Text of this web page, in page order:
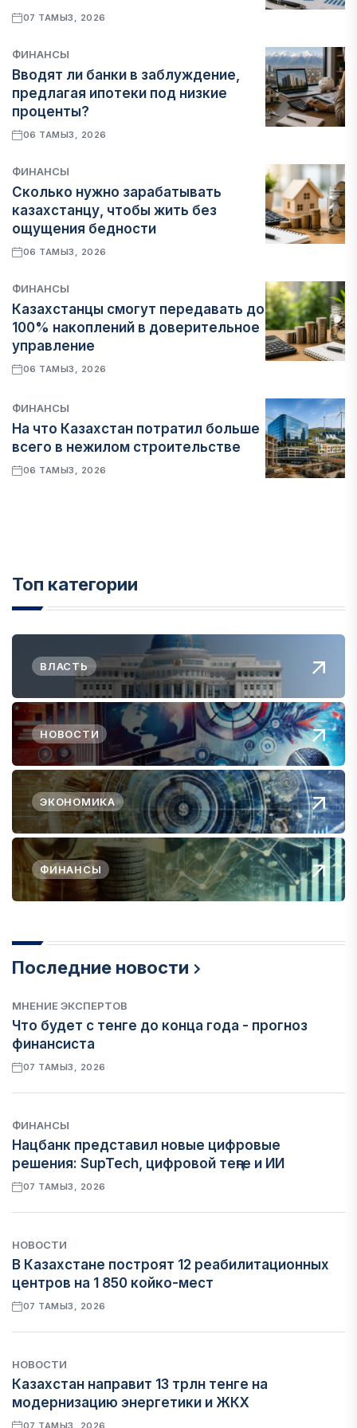
07 ТАМЫЗ, 2026
ФИНАНСЫ
Вводят ли банки в заблуждение,
предлагая ипотеки под низкие
проценты?
06 ТАМЫЗ, 2026
ФИНАНСЫ
Сколько нужно зарабатывать
казахстанцу, чтобы жить без
ощущения бедности
06 ТАМЫЗ, 2026
ФИНАНСЫ
Казахстанцы смогут передавать до
100% накоплений в доверительное
управление
06 ТАМЫЗ, 2026
ФИНАНСЫ
На что Казахстан потратил больше
всего в нежилом строительстве
06 ТАМЫЗ, 2026
Топ категории
ВЛАСТЬ
НОВОСТИ
ЭКОНОМИКА
ФИНАНСЫ
Последние новости
МНЕНИЕ ЭКСПЕРТОВ
Что будет с тенге до конца года - прогноз
финансиста
07 ТАМЫЗ, 2026
ФИНАНСЫ
Нацбанк представил новые цифровые
решения: SupTech, цифровой теңге и ИИ
07 ТАМЫЗ, 2026
НОВОСТИ
В Казахстане построят 12 реабилитационных
центров на 1 850 койко-мест
07 ТАМЫЗ, 2026
НОВОСТИ
Казахстан направит 13 трлн тенге на
модернизацию энергетики и ЖКХ
07 ТАМЫЗ, 2026